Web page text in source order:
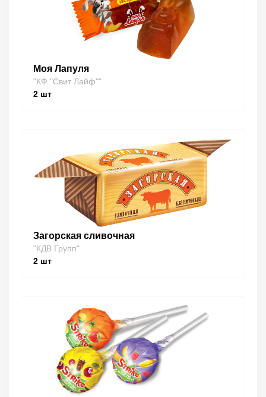
Моя Лапуля
"КФ "Свит Лайф""
2 шт
Загорская сливочная
"КДВ Групп"
2 шт